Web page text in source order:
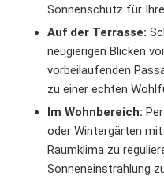
Sonnenschutz für
Auf der Terrasse:
neugierigen Blicken
vorbeilaufenden
zu einer echten
Im Wohnbereich:
oder Wintergärten
Raumklima zu
Sonneneinstrahlung